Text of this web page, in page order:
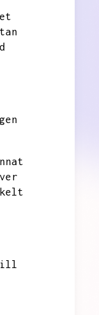
till